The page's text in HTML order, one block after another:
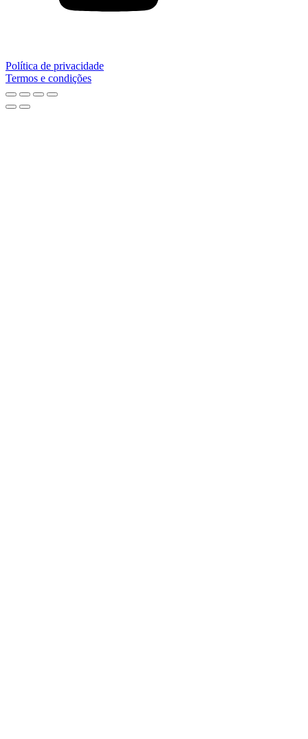
Política de privacidade
Termos e condições